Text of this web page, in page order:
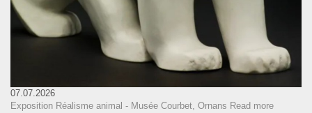
07.07.2026
Exposition Réalisme animal - Musée Courbet, Ornans Read more